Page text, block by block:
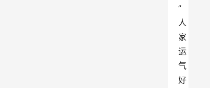
”
人
家
运
气
好